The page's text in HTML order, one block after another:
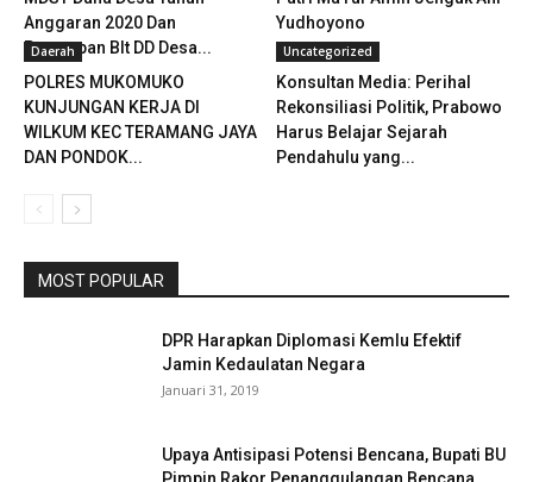
Anggaran 2020 Dan
Penetapan Blt DD Desa...
Yudhoyono
Daerah
POLRES MUKOMUKO
KUNJUNGAN KERJA DI
WILKUM KEC TERAMANG JAYA
DAN PONDOK...
Uncategorized
Konsultan Media: Perihal
Rekonsiliasi Politik, Prabowo
Harus Belajar Sejarah
Pendahulu yang...
MOST POPULAR
DPR Harapkan Diplomasi Kemlu Efektif
Jamin Kedaulatan Negara
Januari 31, 2019
Upaya Antisipasi Potensi Bencana, Bupati BU
Pimpin Rakor Penanggulangan Bencana